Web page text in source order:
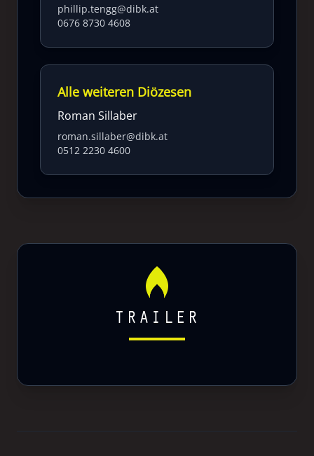
phillip.tengg@dibk.at
0676 8730 4608
Alle weiteren Diözesen
Roman Sillaber
roman.sillaber@dibk.at
0512 2230 4600
TRAILER